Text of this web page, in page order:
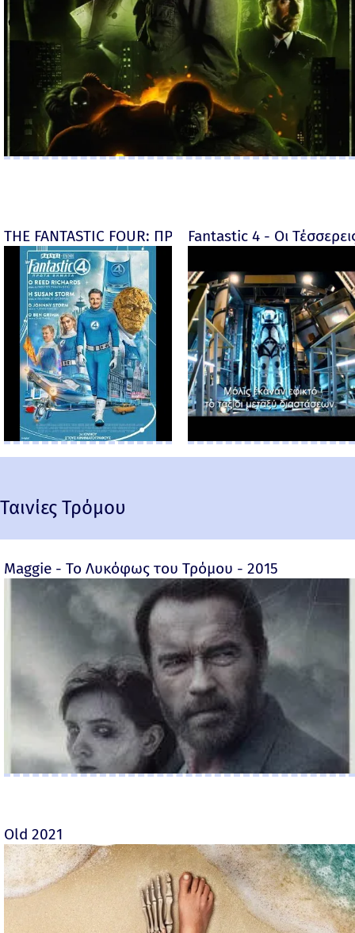
THE FANTASTIC FOUR: ΠΡΩΤΑ ΒΗΜΑΤΑ - final
Fantastic 4 - Οι
Ταινίες Τρόμου
Maggie - Το Λυκόφως του Τρόμου - 2015
Old 2021